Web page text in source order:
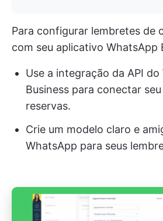
Para configurar lembretes de
com seu aplicativo WhatsApp
Use a integração da API
Business para conectar
reservas.
Crie um modelo claro e
WhatsApp para seus